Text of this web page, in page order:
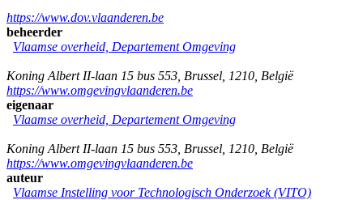
https://www.dov.vlaanderen.be
beheerder
Vlaamse overheid, Departement Omgeving
Koning Albert II-laan 15 bus 553 Brussel 1210 België
https://www.omgevingvlaanderen.be
eigenaar
Vlaamse overheid, Departement Omgeving
Koning Albert II-laan 15 bus 553 Brussel 1210 België
https://www.omgevingvlaanderen.be
auteur
Vlaamse Instelling voor Technologisch Onderzoek (VITO)